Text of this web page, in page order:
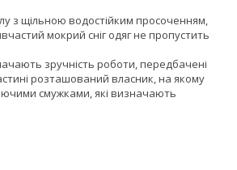
з щільною водостійким просоченням,
мокрий сніг одяг не пропустить
зручність роботи, передбачені
розташований власник, на якому
смужками, які визначають